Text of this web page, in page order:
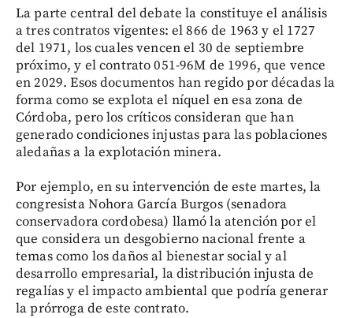
La parte central del debate la constituye el análisis
a tres contratos vigentes: el 866 de 1963 y el 1727
del 1971, los cuales vencen el 30 de septiembre
próximo, y el contrato 051-96M de 1996, que vence
en 2029. Esos documentos han regido por décadas la
forma como se explota el níquel en esa zona de
Córdoba, pero los críticos consideran que han
generado condiciones injustas para las poblaciones
aledañas a la explotación minera.
Por ejemplo, en su intervención de este martes, la
congresista Nohora García Burgos (senadora
conservadora cordobesa) llamó la atención por el
que considera un desgobierno nacional frente a
temas como los daños al bienestar social y al
desarrollo empresarial, la distribución injusta de
regalías y el impacto ambiental que podría generar
la prórroga de este contrato.